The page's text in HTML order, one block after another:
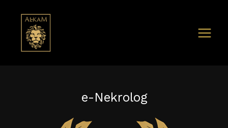
e-Nekrolog